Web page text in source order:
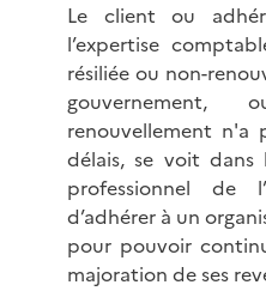
Le client ou
l’expertise
résiliée ou non-
renouvellement n'a
délais, se voit dans
professionnel de
d’adhérer à un
pour pouvoir
majoration de ses